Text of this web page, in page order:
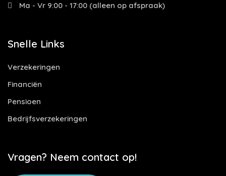
Ma - Vr 9:00 - 17:00 (alleen op afspraak)
Snelle Links
Verzekeringen
Financiën
Pensioen
Bedrijfsverzekeringen
Vragen? Neem contact op!